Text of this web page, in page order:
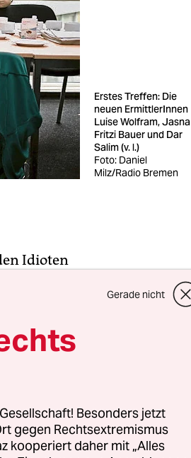
Erstes Treffen: Die
neuen ErmittlerInnen
Luise Wolfram, Jasna
Fritzi Bauer und Dar
Salim (v. l.)
Foto: Daniel
Milz/Radio Bremen
Idioten
Ärger
als
ist
Gerade nicht
Besonders jetzt
gegen Rechtsextremismus
kooperiert daher mit „Alles